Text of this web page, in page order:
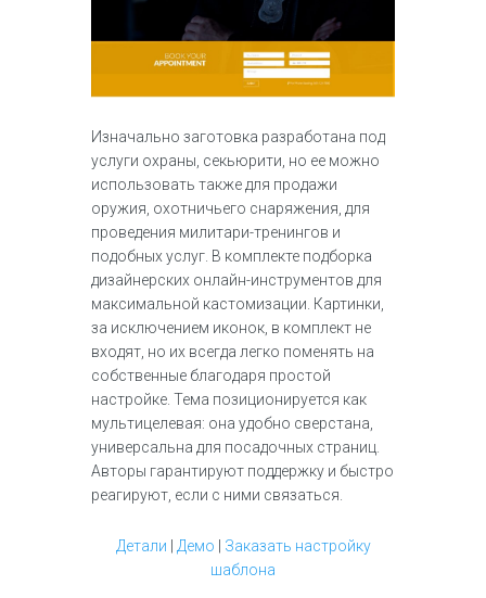
Изначально заготовка разработана под
услуги охраны, секьюрити, но ее можно
использовать также для продажи
оружия, охотничьего снаряжения, для
проведения милитари-тренингов и
подобных услуг. В комплекте подборка
дизайнерских онлайн-инструментов для
максимальной кастомизации. Картинки,
за исключением иконок, в комплект не
входят, но их всегда легко поменять на
собственные благодаря простой
настройке. Тема позиционируется как
мультицелевая: она удобно сверстана,
универсальна для посадочных страниц.
Авторы гарантируют поддержку и быстро
реагируют, если с ними связаться.
Детали | Демо | Заказать настройку
шаблона